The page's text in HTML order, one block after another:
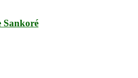
Sankoré